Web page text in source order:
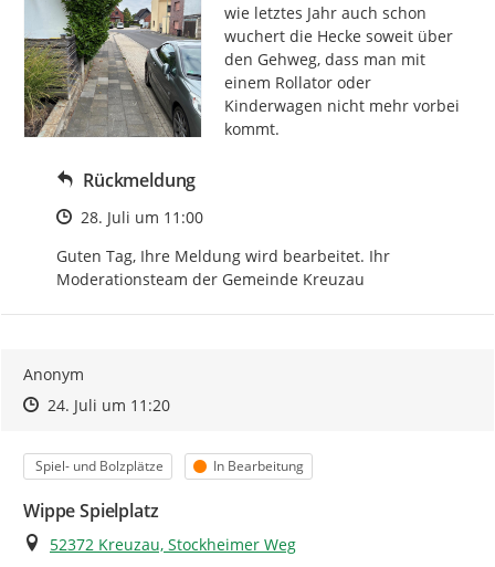
wie letztes Jahr auch schon
wuchert die Hecke soweit über
den Gehweg, dass man mit
einem Rollator oder
Kinderwagen nicht mehr vorbei
kommt.
Rückmeldung
Zeitpunkt des Erstellens
28. Juli um 11:00
Guten Tag, Ihre Meldung wird bearbeitet. Ihr
Moderationsteam der Gemeinde Kreuzau
Anonym
Zeitpunkt des Erstellens
Zeitpunkt des Erstellens
24. Juli um 11:20Zur Äußerung
Kategorie
Spiel- und Bolzplätze Status
In Bearbeitung
Wippe Spielplatz
Ort
52372 Kreuzau, Stockheimer Weg